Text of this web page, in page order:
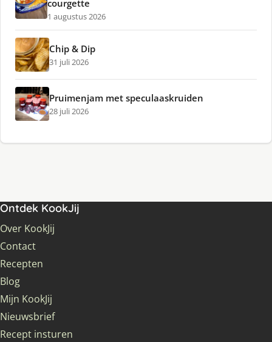
courgette
1 augustus 2026
Chip & Dip
31 juli 2026
Pruimenjam met speculaaskruiden
28 juli 2026
Ontdek KookJij
Over KookJij
Contact
Recepten
Blog
Mijn KookJij
Nieuwsbrief
Recept insturen